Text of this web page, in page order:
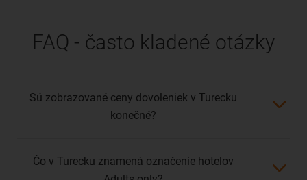
FAQ - často kladené otázky
Sú zobrazované ceny dovoleniek v Turecku
konečné?
Čo v Turecku znamená označenie hotelov